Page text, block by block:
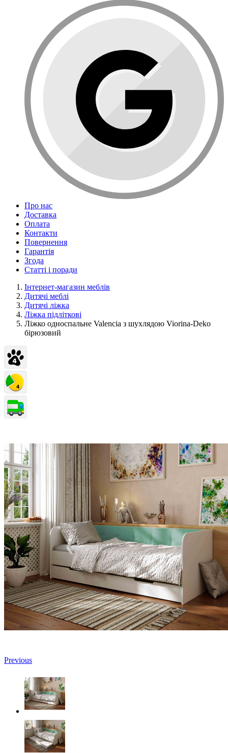
Про нас
Доставка
Оплата
Контакти
Повернення
Гарантія
Згода
Статті і поради
Інтернет-магазин меблів
Дитячі меблі
Дитячі ліжка
Ліжка підліткові
Ліжко односпальне Valencia з шухлядою Viorina-Deko
бірюзовий
Previous